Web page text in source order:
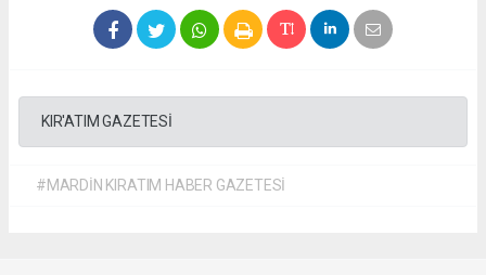
KIR'ATIM GAZETESİ
#MARDİN KIRATIM HABER GAZETESİ